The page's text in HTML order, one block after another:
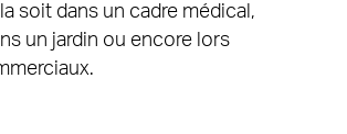
soit dans un cadre médical,
un jardin ou encore lors